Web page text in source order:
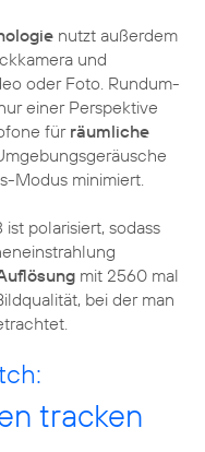
nutzt außerdem
und
oder Foto. Rundum-
einer Perspektive
für räumliche
Modus minimiert.
polarisiert, sodass
mit 2560 mal
bei der man
tracken